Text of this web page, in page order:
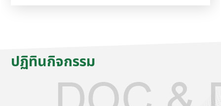
ปฏิทินกิจกรรม